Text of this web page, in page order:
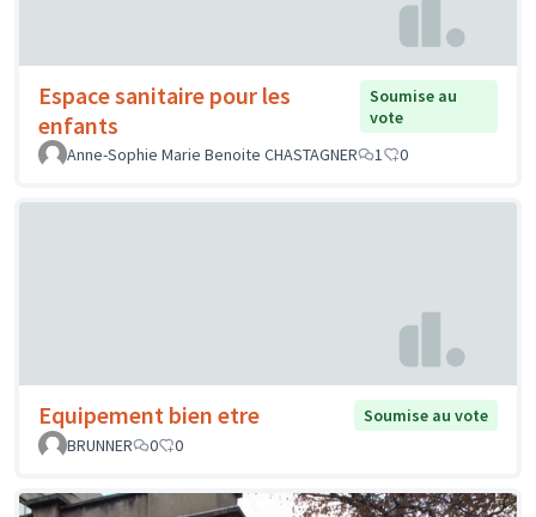
Espace sanitaire pour les
enfants
Soumise au
vote
Anne-Sophie Marie Benoite CHASTAGNER
1 0
Equipement bien etre
Soumise au vote
BRUNNER
0 0